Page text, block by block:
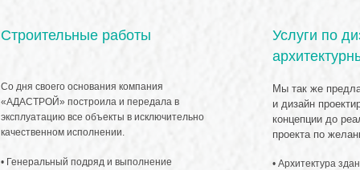
Строительные работы
Услуги по
Со дня своего основания компания
«АДАСТРОЙ» построила и передала в
эксплуатацию все объекты в исключительно
качественном исполнении.
• Генеральный подряд и выполнение
Мы так же
и дизайн
концепции до
проекта по
• Архитектура